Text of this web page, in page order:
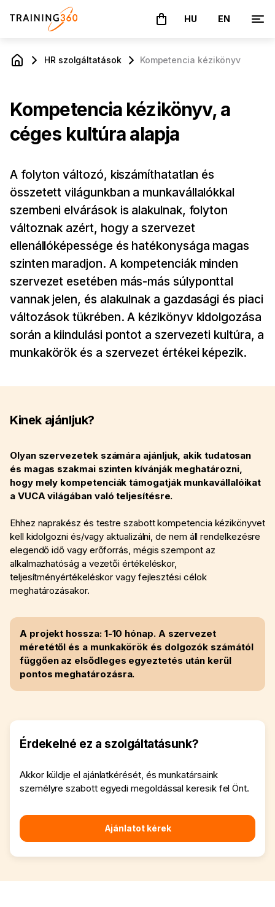
A kosár üres
HU EN
HR szolgáltatások Kompetencia kézikönyv
Kompetencia kézikönyv, a
céges kultúra alapja
A folyton változó, kiszámíthatatlan és
összetett világunkban a munkavállalókkal
szembeni elvárások is alakulnak, folyton
változnak azért, hogy a szervezet
ellenállóképessége és hatékonysága magas
szinten maradjon. A kompetenciák minden
szervezet esetében más-más súlyponttal
vannak jelen, és alakulnak a gazdasági és piaci
változások tükrében. A kézikönyv kidolgozása
során a kiindulási pontot a szervezeti kultúra, a
munkakörök és a szervezet értékei képezik.
Kinek ajánljuk?
Olyan szervezetek számára ajánljuk, akik tudatosan
és magas szakmai szinten kívánják meghatározni,
hogy mely kompetenciák támogatják munkavállalóikat
a VUCA világában való teljesítésre.
Ehhez naprakész és testre szabott kompetencia kézikönyvet
kell kidolgozni és/vagy aktualizálni, de nem áll rendelkezésre
elegendő idő vagy erőforrás, mégis szempont az
alkalmazhatóság a vezetői értékeléskor,
teljesítményértékeléskor vagy fejlesztési célok
meghatározásakor.
A projekt hossza: 1-10 hónap. A szervezet
méretétől és a munkakörök és dolgozók számától
függően az elsődleges egyeztetés után kerül
pontos meghatározásra.
Érdekelné ez a szolgáltatásunk?
Akkor küldje el ajánlatkérését, és munkatársaink
személyre szabott egyedi megoldással keresik fel Önt.
Ajánlatot kérek